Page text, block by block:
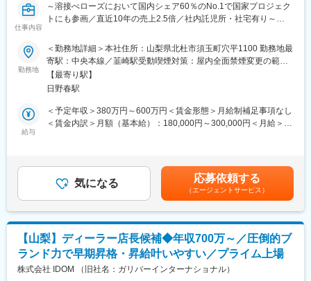
・本社近くには単身寮1DK29.1平方メートル（家賃1.5～2万
円）、家族寮／2LDK 75平方メートル（家賃3～4万円）があり
■同社について：
【事業】同社は1984年に元教師の津金会長が設立し9名で電子部
品の組立下請けとしてスタート、直近約10年で売上高2.5倍と急成
ユニット事業・医療機器事業・次世代事業開発の4事業と事業のす
そ野が広いことも特徴です。主力事業である真空事業では、半導
る2034年度には1000億円の売上げを目指します。
【就業環境】働き方改革を進めており、残業は分単位で管理／本
社近くには社内託児所の設置／本社近辺には単身・世帯用に新築
の社宅もあり、社員の働きやすい環境を整えています。
【社風】会社の沿革と同様に、社員の挑戦を後押しし、たとえ失
敗しても挑戦したこと自体を称える社風です。その裏付けとして
未経験の方も積極採用しています。
変更の範囲：会社の定める業務
仕事内容
～溶接べローズにおいて国内シェア60％のNo.1で国家プロジェク
トにも参画／直近10年の売上2.5倍／社内託児所・社宅有り～
■業務内容
ご経験やご志向に応じて、生産技術・機械設計・品質保証など、
最適なエンジニアポジションをご提案いたします。
主力製品である真空装置向け部品（成形ベローズ・溶接ベロー
ズ）を中心に、半導体製造装置に欠かせない高精度製品の開発・
生産・品質向上に携わっていただきます。
流まで幅広い経験を積むことが可能です。
■具体的な業務例：
設備導入を通じて、生産性向上や自動化を推進。
＜設計エンジニア＞
真空機器部品やベローズ製品の設計・開発を担当し、顧客ニーズ
に応じた製品設計や性能評価。
勤務地
＜勤務地詳細＞本社住所：山梨県北杜市須玉町穴平1100 勤務地最
寄駅：中央本線／韮崎駅受動喫煙対策：屋内全面禁煙変更の範
囲：会社の定める事業所
【最寄り駅】
日野春駅
給与
＜予定年収＞380万円～600万円＜賃金形態＞月給制補足事項なし
＜賃金内訳＞月額（基本給）：180,000円～300,000円＜月給＞
んと評価に反映されます。賃金はあくまでも目安の金額であり、
選考を通じて上下する可能性があります。月給(月額)は固定手当を
気になる 応募依頼する
（エージェントサービス）
【山梨】ディーラー店長候補◆年収700万～／圧倒的ブ
ランド力で早期昇格・昇給叶いやすい／プライム上場
株式会社 IDOM （旧社名：ガリバーインターナショナル）